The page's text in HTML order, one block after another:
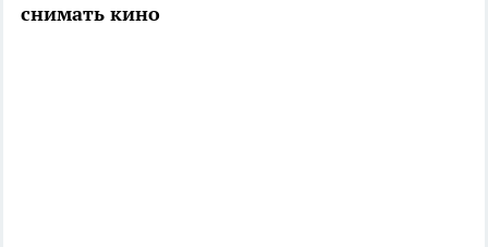
снимать кино